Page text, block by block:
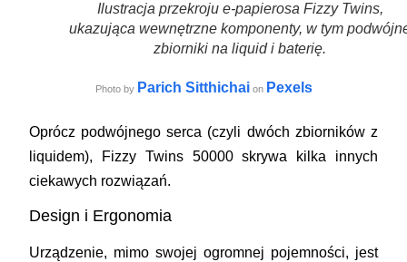
Ilustracja przekroju e-papierosa Fizzy Twins,
ukazująca wewnętrzne komponenty, w tym
zbiorniki na liquid i baterię.
Photo by Parich Sitthichai on Pexels
Oprócz podwójnego serca (czyli dwóch zbiorników z
liquidem), Fizzy Twins 50000 skrywa kilka innych
ciekawych rozwiązań.
Design i Ergonomia
Urządzenie, mimo swojej ogromnej pojemności, jest